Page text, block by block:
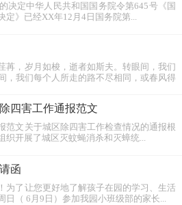
决定中华人民共和国国务院令第645号《国
》已经XX年12月4日国务院第...
苒，岁月如梭，逝者如斯夫。转眼间，我们
，我们每个人所走的路不尽相同，或春风得
四害工作通报范文
范文关于城区除四害工作检查情况的通报根
织开展了城区灭蚊蝇消杀和灭蟑统...
函
为了让您更好地了解孩子在园的学习、生活
日（ 6月9日）参加我园小班级部的家长...